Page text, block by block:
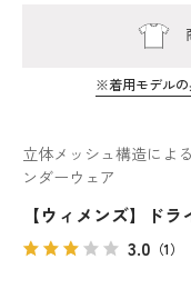
立体メッシュ構造によ
ンダーウェア
【ウィメンズ】ド
3.0 （1）
※着用モデルの